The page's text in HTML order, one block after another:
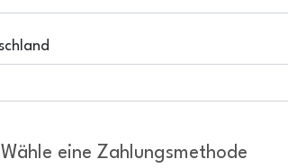
Wähle eine Zahlungsmethode